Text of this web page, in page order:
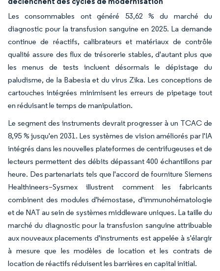
Les consommables ont généré 53,62 % du marché du
diagnostic pour la transfusion sanguine en 2025. La demande
continue de réactifs, calibrateurs et matériaux de contrôle
qualité assure des flux de trésorerie stables, d'autant plus que
les menus de tests incluent désormais le dépistage du
paludisme, de la Babesia et du virus Zika. Les conceptions de
cartouches intégrées minimisent les erreurs de pipetage tout
en réduisant le temps de manipulation.
Le segment des instruments devrait progresser à un TCAC de
8,95 % jusqu'en 2031. Les systèmes de vision améliorés par l'IA
intégrés dans les nouvelles plateformes de centrifugeuses et de
lecteurs permettent des débits dépassant 400 échantillons par
heure. Des partenariats tels que l'accord de fourniture Siemens
Healthineers–Sysmex illustrent comment les fabricants
combinent des modules d'hémostase, d'immunohématologie
et de NAT au sein de systèmes middleware uniques. La taille du
marché du diagnostic pour la transfusion sanguine attribuable
aux nouveaux placements d'instruments est appelée à s'élargir
à mesure que les modèles de location et les contrats de
location de réactifs réduisent les barrières en capital initial.